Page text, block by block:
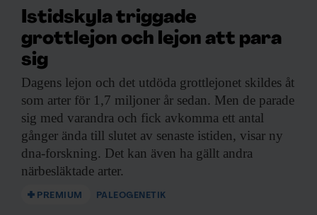
Istidskyla triggade
grottlejon och lejon att para
sig
Dagens lejon och det utdöda grottlejonet skildes åt
som arter för 1,7 miljoner år sedan. Men de parade
sig med varandra och fick avkomma ett antal
gånger ända till slutet av senaste istiden, visar ny
dna-forskning. Det kan även ha gällt andra
närbesläktade arter.
PREMIUM PALEOGENETIK